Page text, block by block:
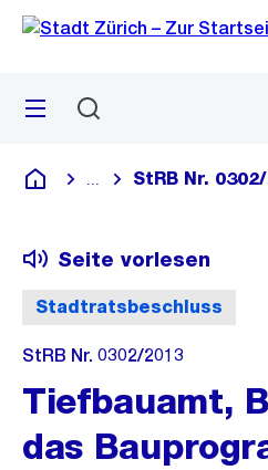
Navigation
Sprunglink
Menü
Deutsch
Blende alle Breadcrumbs
StRB Nr.
Stadtratsbeschluss
Seite vorlesen
StRB Nr. 0302/2013
Tiefbauamt,
das